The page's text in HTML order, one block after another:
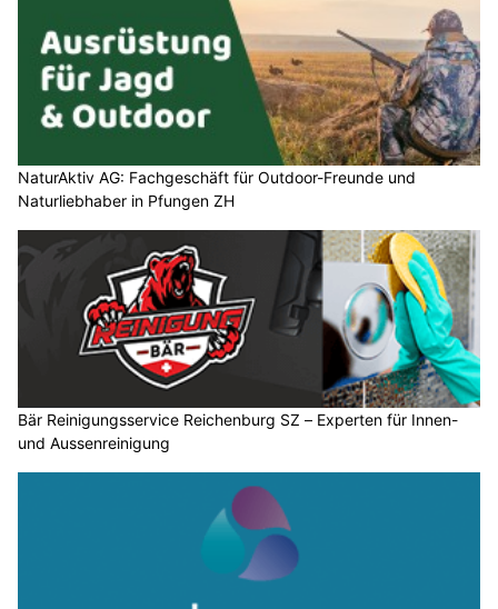
NaturAktiv AG: Fachgeschäft für Outdoor-Freunde und
Naturliebhaber in Pfungen ZH
Bär Reinigungsservice Reichenburg SZ – Experten für Innen-
und Aussenreinigung